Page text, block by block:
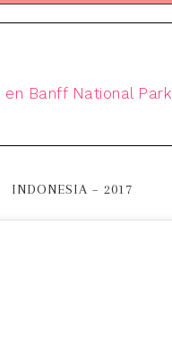
en Banff National Park
INDONESIA – 2017